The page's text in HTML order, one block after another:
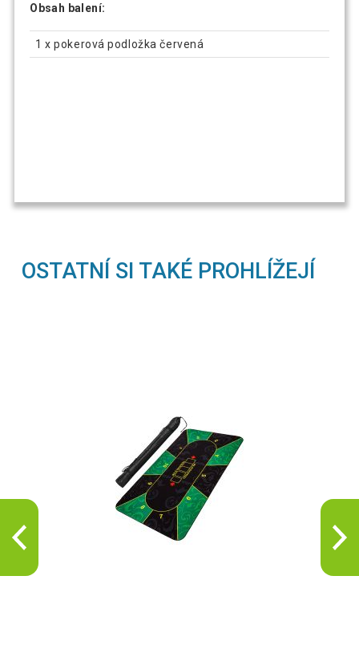
Obsah balení:
1 x pokerová podložka červená
OSTATNÍ SI TAKÉ PROHLÍŽEJÍ